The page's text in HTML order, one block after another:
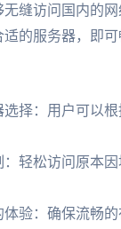
缝访问国内的
的服务器，即
选择：用户可以
轻松访问原本
验：确保流畅